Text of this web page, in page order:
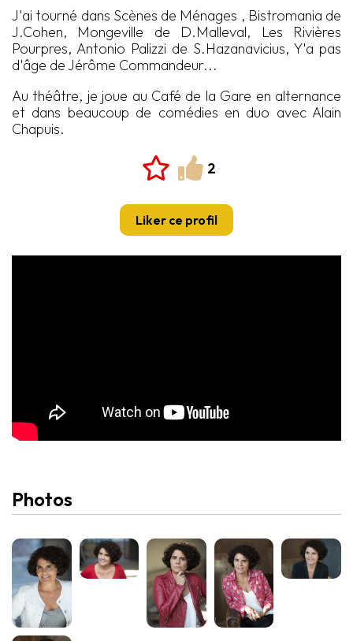
J'ai tourné dans Scènes de Ménages , Bistromania de
J.Cohen, Mongeville de D.Malleval, Les Rivières
Pourpres, Antonio Palizzi de S.Hazanavicius, Y'a pas
d'âge de Jérôme Commandeur...
Au théâtre, je joue au Café de la Gare en alternance
et dans beaucoup de comédies en duo avec Alain
Chapuis.
2
Photos